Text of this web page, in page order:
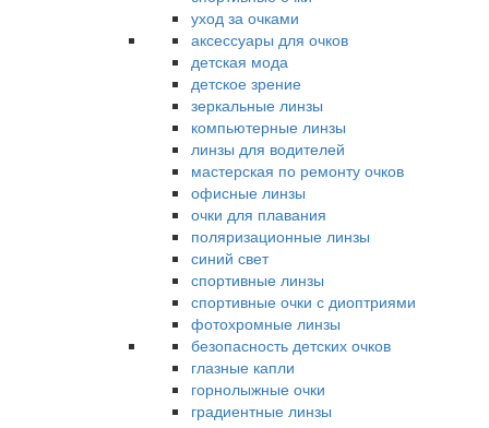
уход за очками
аксессуары для очков
детская мода
детское зрение
зеркальные линзы
компьютерные линзы
линзы для водителей
мастерская по ремонту очков
офисные линзы
очки для плавания
поляризационные линзы
синий свет
спортивные линзы
спортивные очки с диоптриями
фотохромные линзы
безопасность детских очков
глазные капли
горнолыжные очки
градиентные линзы